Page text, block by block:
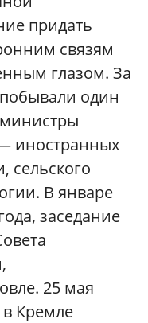
придать
связям
глазом. За
один
иностранных
сельского
В январе
заседание
25 мая
Кремле